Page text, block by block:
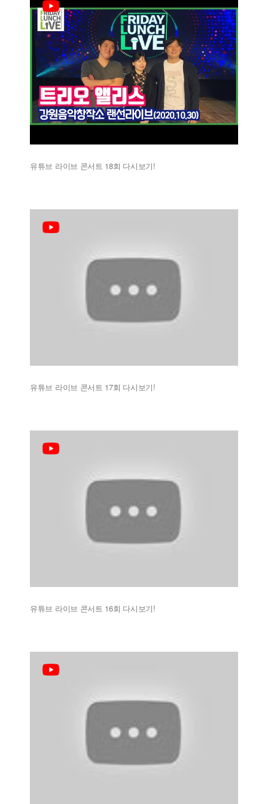
유튜브 라이브 콘서트 18회 다시보기!
유튜브 라이브 콘서트 17회 다시보기!
유튜브 라이브 콘서트 16회 다시보기!